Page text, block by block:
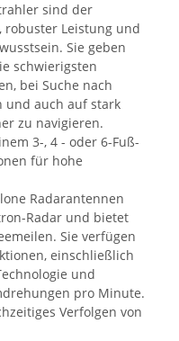
sind der
robuster Leistung und
Sie geben
schwierigsten
bei Suche nach
und auch auf stark
zu navigieren.
3-, 4 - oder 6-Fuß-
für hohe
Radarantennen
Radar und bietet
Sie verfügen
einschließlich
und
pro Minute.
Verfolgen von